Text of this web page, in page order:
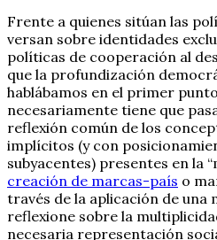
Frente a quienes sitúan las
versan sobre identidades
políticas de cooperación al
que la profundización
hablábamos en el primer
necesariamente tiene que
reflexión común de los
implícitos (y con
subyacentes) presentes en la
creación de marcas-país o
través de la aplicación de
reflexione sobre la
necesaria representación